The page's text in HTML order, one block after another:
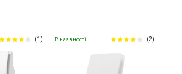
(1) В наявності (2)